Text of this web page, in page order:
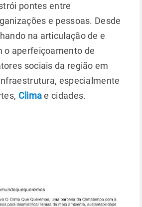
pontes entre
e pessoas. Desde
na articulação de e
o aperfeiçoamento de
sociais da região em
especialmente
Climae cidades.